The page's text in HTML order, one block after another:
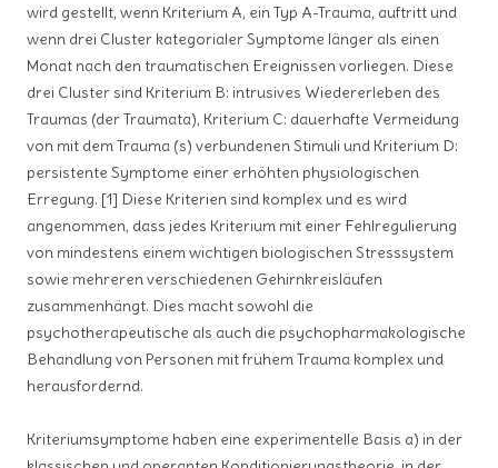
wird gestellt, wenn Kriterium A, ein Typ A-Trauma, auftritt und
wenn drei Cluster kategorialer Symptome länger als einen
Monat nach den traumatischen Ereignissen vorliegen. Diese
drei Cluster sind Kriterium B: intrusives Wiedererleben des
Traumas (der Traumata), Kriterium C: dauerhafte Vermeidung
von mit dem Trauma (s) verbundenen Stimuli und Kriterium D:
persistente Symptome einer erhöhten physiologischen
Erregung. [1] Diese Kriterien sind komplex und es wird
angenommen, dass jedes Kriterium mit einer Fehlregulierung
von mindestens einem wichtigen biologischen Stresssystem
sowie mehreren verschiedenen Gehirnkreisläufen
zusammenhängt. Dies macht sowohl die
psychotherapeutische als auch die psychopharmakologische
Behandlung von Personen mit frühem Trauma komplex und
herausfordernd.
Kriteriumsymptome haben eine experimentelle Basis a) in der